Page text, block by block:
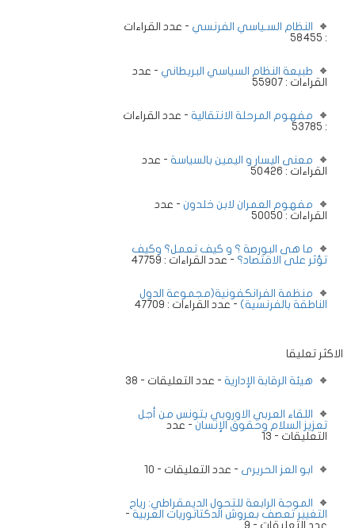
النظام السـياسي الفرنسي - عدد القراءات
: 58455
طبيعة النظام السياسي البريطاني - عدد
القراءات : 55907
مفهوم المرحلة الانتقالية - عدد القراءات
: 53785
معنى اليسار و اليمين بالسياسة - عدد
القراءات : 50426
مفهوم العمران لابن خلدون - عدد
القراءات : 50050
ما هى البورصة ؟ و كيف تعمل؟ وكيف
تؤثر على الاقتصاد؟ - عدد القراءات : 47759
منظمة الفرانكفونية(مجموعة الدول
الناطقة بالفرنسية) - عدد القراءات : 47709
الاكثر تعليقا
هيئة الرقابة الإدارية - عدد التعليقات - 38
اللقاء العربي الاوروبي بتونس من أجل
تعزيز السلام وحقوق الإنسان - عدد
التعليقات - 13
ابو العز الحريرى - عدد التعليقات - 10
الموجة الرابعة للتحول الديمقراطي: رياح
التغيير تعصف بعروش الدكتاتوريات العربية -
عدد التعليقات - 9